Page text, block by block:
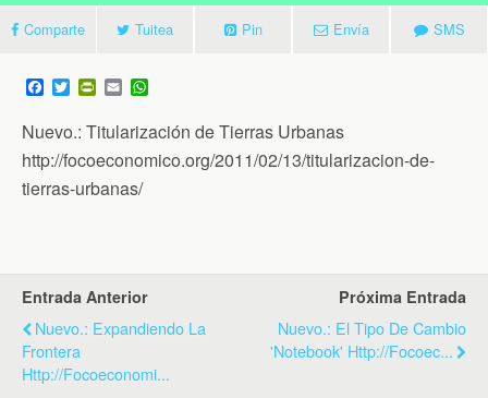
Comparte Tuitea Pin Envía SMS
F
a
e
b
o
o
T
w
t
t
e
r
P
i
n
t
F
r
l
y
E
m
i
l
t
s
A
Nuevo.: Titularización de Tierras Urbanas
http://focoeconomico.org/2011/02/13/titularizacion-de-
tierras-urbanas/
Entrada Anterior
Nuevo.: Expandiendo La
Frontera
Http://focoeconomi...
Próxima Entrada
Nuevo.: El Tipo De Cambio
'Notebook' Http://focoec...